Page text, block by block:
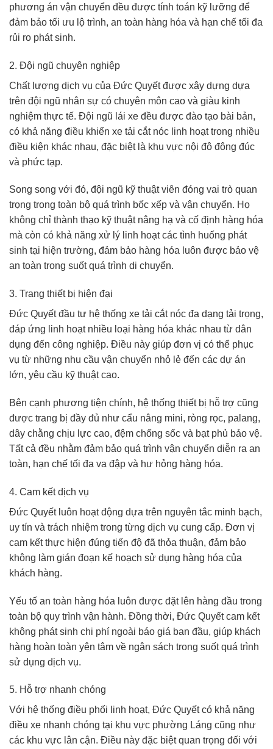
phương án vận chuyển đều được tính toán kỹ lưỡng để
đảm bảo tối ưu lộ trình, an toàn hàng hóa và hạn chế tối đa
rủi ro phát sinh.
2. Đội ngũ chuyên nghiệp
Chất lượng dịch vụ của Đức Quyết được xây dựng dựa
trên đội ngũ nhân sự có chuyên môn cao và giàu kinh
nghiệm thực tế. Đội ngũ lái xe đều được đào tạo bài bản,
có khả năng điều khiển xe tải cắt nóc linh hoạt trong nhiều
điều kiện khác nhau, đặc biệt là khu vực nội đô đông đúc
và phức tạp.
Song song với đó, đội ngũ kỹ thuật viên đóng vai trò quan
trọng trong toàn bộ quá trình bốc xếp và vận chuyển. Họ
không chỉ thành thạo kỹ thuật nâng hạ và cố định hàng hóa
mà còn có khả năng xử lý linh hoạt các tình huống phát
sinh tại hiện trường, đảm bảo hàng hóa luôn được bảo vệ
an toàn trong suốt quá trình di chuyển.
3. Trang thiết bị hiện đại
Đức Quyết đầu tư hệ thống xe tải cắt nóc đa dạng tải trọng,
đáp ứng linh hoạt nhiều loại hàng hóa khác nhau từ dân
dụng đến công nghiệp. Điều này giúp đơn vị có thể phục
vụ từ những nhu cầu vận chuyển nhỏ lẻ đến các dự án
lớn, yêu cầu kỹ thuật cao.
Bên cạnh phương tiện chính, hệ thống thiết bị hỗ trợ cũng
được trang bị đầy đủ như cẩu nâng mini, ròng rọc, palang,
dây chằng chịu lực cao, đệm chống sốc và bạt phủ bảo vệ.
Tất cả đều nhằm đảm bảo quá trình vận chuyển diễn ra an
toàn, hạn chế tối đa va đập và hư hỏng hàng hóa.
4. Cam kết dịch vụ
Đức Quyết luôn hoạt động dựa trên nguyên tắc minh bạch,
uy tín và trách nhiệm trong từng dịch vụ cung cấp. Đơn vị
cam kết thực hiện đúng tiến độ đã thỏa thuận, đảm bảo
không làm gián đoạn kế hoạch sử dụng hàng hóa của
khách hàng.
Yếu tố an toàn hàng hóa luôn được đặt lên hàng đầu trong
toàn bộ quy trình vận hành. Đồng thời, Đức Quyết cam kết
không phát sinh chi phí ngoài báo giá ban đầu, giúp khách
hàng hoàn toàn yên tâm về ngân sách trong suốt quá trình
sử dụng dịch vụ.
5. Hỗ trợ nhanh chóng
Với hệ thống điều phối linh hoạt, Đức Quyết có khả năng
điều xe nhanh chóng tại khu vực phường Láng cũng như
các khu vực lân cận. Điều này đặc biệt quan trọng đối với